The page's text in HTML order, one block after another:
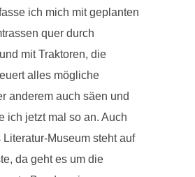
ich mich mit geplanten
quer durch
mit Traktoren, die
alles mögliche
anderem auch säen und
ich jetzt mal so an. Auch
Museum steht auf
da geht es um die